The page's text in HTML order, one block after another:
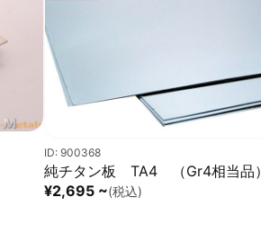
ID: 900368
純チタン板 TA4 （Gr4相当品）
¥2,695 ~(税込)